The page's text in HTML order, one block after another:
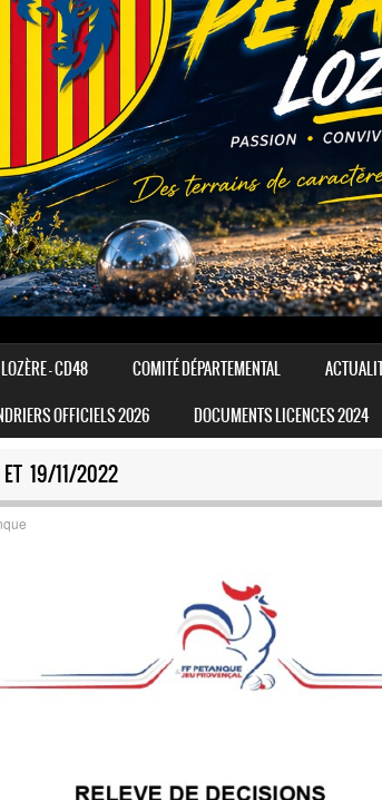
– CD48 COMITÉ DÉPARTEMENTAL
OFFICIELS 2026 DOCUMENTS LICENCES 2024
ET 19/11/2022